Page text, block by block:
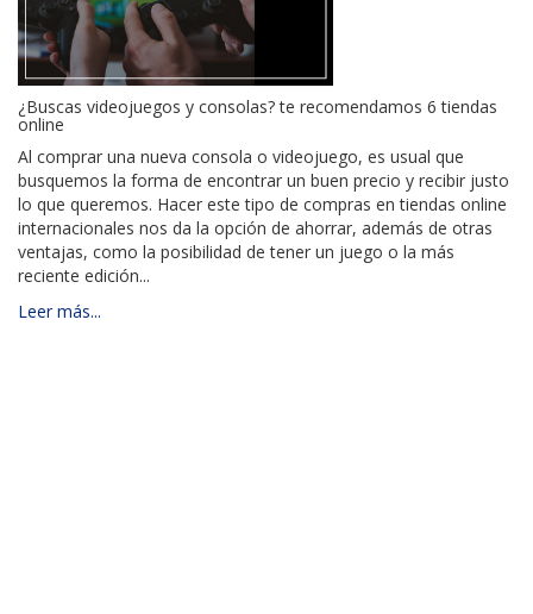
¿Buscas videojuegos y consolas? te recomendamos 6 tiendas
online
Al comprar una nueva consola o videojuego, es usual que
busquemos la forma de encontrar un buen precio y recibir justo
lo que queremos. Hacer este tipo de compras en tiendas online
internacionales nos da la opción de ahorrar, además de otras
ventajas, como la posibilidad de tener un juego o la más
reciente edición...
Leer más...